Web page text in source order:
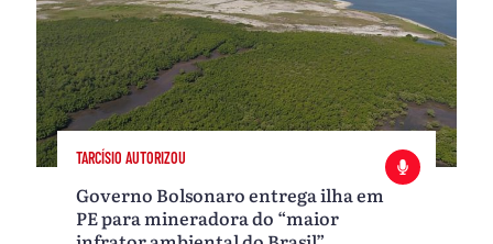
TARCÍSIO AUTORIZOU
Governo Bolsonaro entrega ilha em
PE para mineradora do “maior